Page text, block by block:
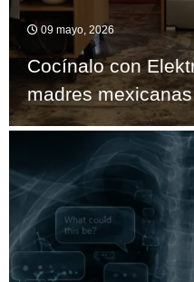
09 mayo, 2026
Cocínalo con
madres mexicanas